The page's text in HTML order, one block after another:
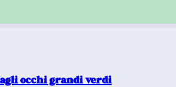
occhi grandi verdi